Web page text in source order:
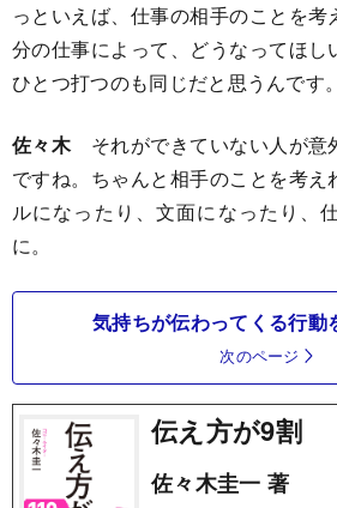
っといえば、仕事の相手のことを考
分の仕事によって、どうなってほ
ひとつ打つのも同じだと思うんです。
佐々木それができていない人が意
ですね。ちゃんと相手のことを考え
ルになったり、文面になったり、
に。
気持ちが伝わってくる行動
次のページ
伝え方が9割
佐々木圭一 著